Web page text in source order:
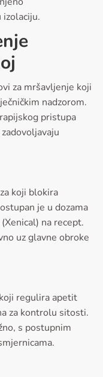
za mršavljenje koji
nadzorom.
pristupa
koji blokira
je u dozama
na recept.
uz glavne obroke
regulira apetit
za kontrolu sitosti.
s postupnim